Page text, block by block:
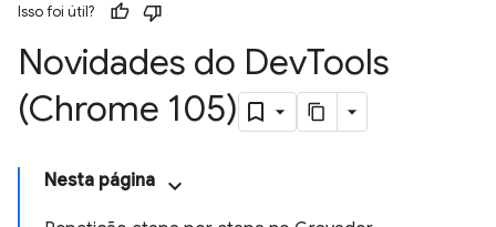
Isso foi útil?
Novidades do DevTools
(Chrome 105)
Nesta página